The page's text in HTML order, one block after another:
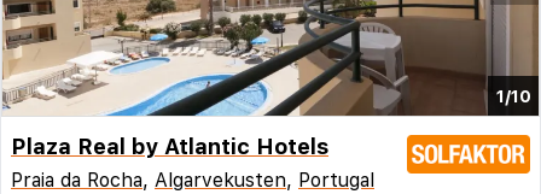
1/10
Plaza Real by Atlantic Hotels
Praia da Rocha, Algarvekusten, Portugal